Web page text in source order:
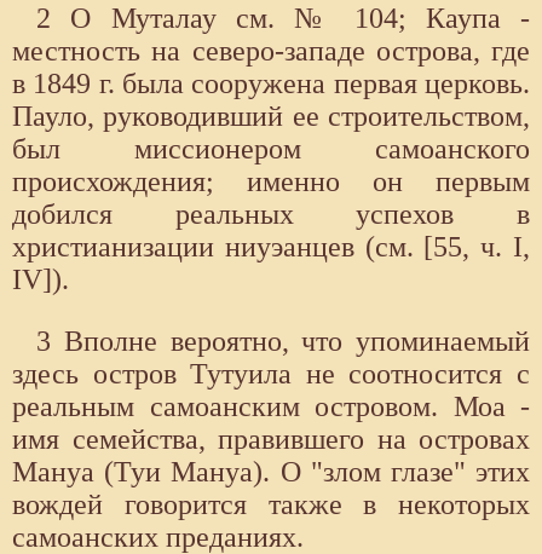
2 О Муталау см. № 104; Каупа -
местность на северо-западе острова, где
в 1849 г. была сооружена первая церковь.
Пауло, руководивший ее строительством,
был миссионером самоанского
происхождения; именно он первым
добился реальных успехов в
христианизации ниуэанцев (см. [55, ч. I,
IV]).
3 Вполне вероятно, что упоминаемый
здесь остров Тутуила не соотносится с
реальным самоанским островом. Моа -
имя семейства, правившего на островах
Мануа (Туи Мануа). О "злом глазе" этих
вождей говорится также в некоторых
самоанских преданиях.